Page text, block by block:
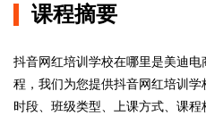
课程摘要
抖音网红培训学校在哪里是美迪
程，我们为您提供抖音网红培训
时段、班级类型、上课方式、课